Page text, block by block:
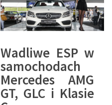
Wadliwe ESP w
samochodach
Mercedes AMG
GT, GLC i Klasie